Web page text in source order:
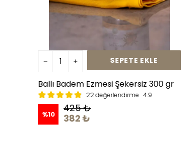
SEPETE EKLE
Ballı Badem Ezmesi Şekersiz 300 gr
22 değerlendirme 4.9
%10
425 ₺
382 ₺